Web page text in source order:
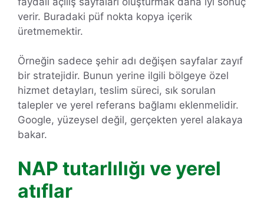
verir. Buradaki püf nokta kopya içerik
üretmemektir.
Örneğin sadece şehir adı değişen sayfalar zayıf
bir stratejidir. Bunun yerine ilgili bölgeye özel
hizmet detayları, teslim süreci, sık sorulan
talepler ve yerel referans bağlamı eklenmelidir.
Google, yüzeysel değil, gerçekten yerel alakaya
bakar.
NAP tutarlılığı ve yerel
atıflar